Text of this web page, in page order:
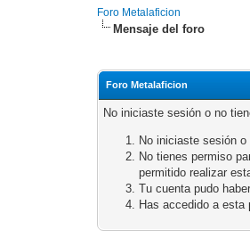
Foro Metalaficion
Mensaje del foro
Foro Metalaficion
No iniciaste sesión o no
No iniciaste sesión
No tienes permiso
permitido realizar
Tu cuenta pudo
Has accedido a esta